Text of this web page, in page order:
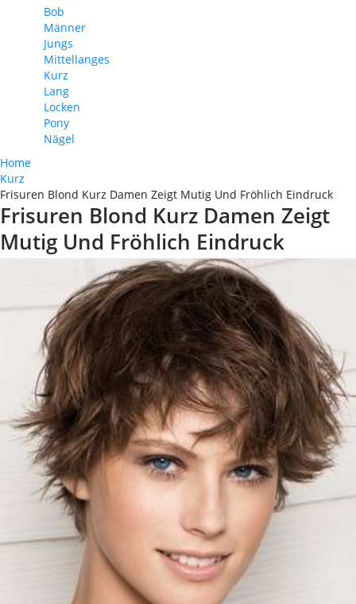
Bob
Männer
Jungs
Mittellanges
Kurz
Lang
Locken
Pony
Nägel
Home
Kurz
Frisuren Blond Kurz Damen Zeigt Mutig Und Fröhlich Eindruck
Frisuren Blond Kurz Damen Zeigt
Mutig Und Fröhlich Eindruck